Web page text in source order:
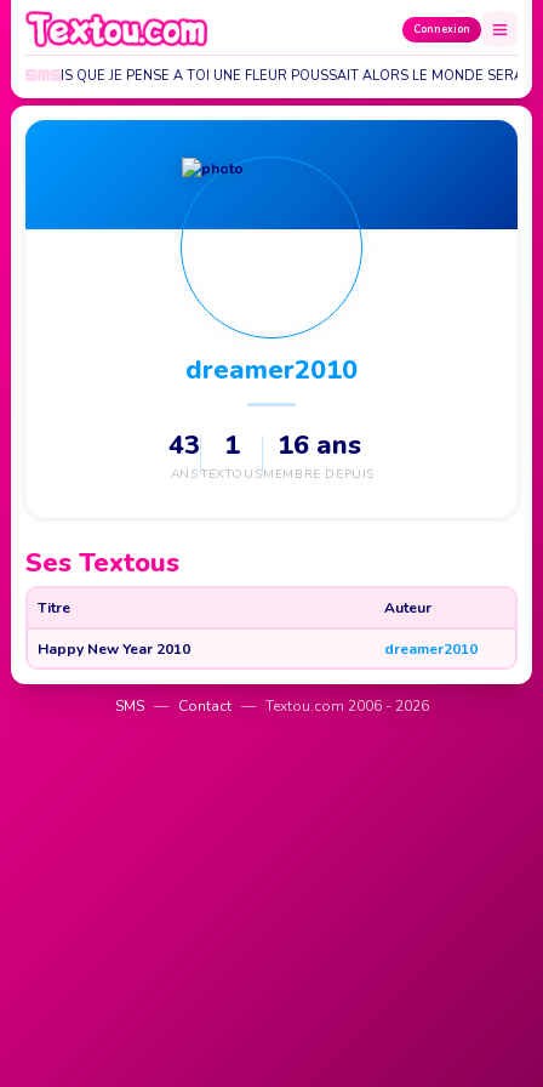
Connexion
FOIS QUE JE PENSE A TOI UNE FLEUR POUSSAIT ALORS LE MONDE SERAIT
dreamer2010
43
ANS
1
TEXTOUS
16 ans
MEMBRE DEPUIS
Ses Textous
Titre Auteur
Happy New Year 2010 dreamer2010
SMS — Contact — Textou.com 2006 - 2026